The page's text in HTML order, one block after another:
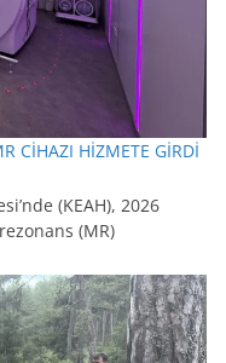
CİHAZI HİZMETE GİRDİ
(KEAH), 2026
(MR)